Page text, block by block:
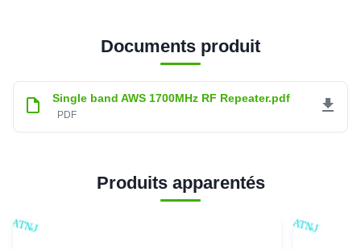
Documents produit
Single band AWS 1700MHz RF Repeater.pdf
PDF
Produits apparentés